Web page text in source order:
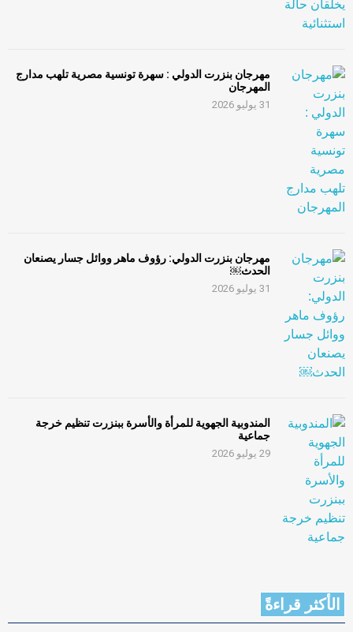
مهرجان بنزرت الدولي : سهرة تونسية مصرية تلهب مدارج
المهرجان
31 يوليو 2026
مهرجان بنزرت الدولي: رؤوف ماهر ووائل جسار يصنعان
الحدث￼
31 يوليو 2026
المندوبية الجهوية للمرأة والأسرة ببنزرت تنظيم خرجة
جماعية
29 يوليو 2026
الأكثر قراءةً